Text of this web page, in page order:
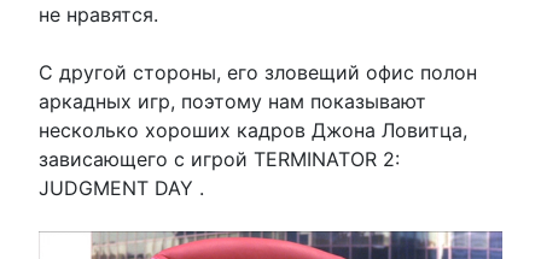
не нравятся.
С другой стороны, его зловещий офис полон
аркадных игр, поэтому нам показывают
несколько хороших кадров Джона Ловитца,
зависающего с игрой TERMINATOR 2:
JUDGMENT DAY .